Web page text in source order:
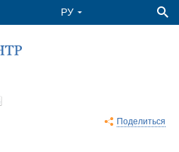
Поделиться